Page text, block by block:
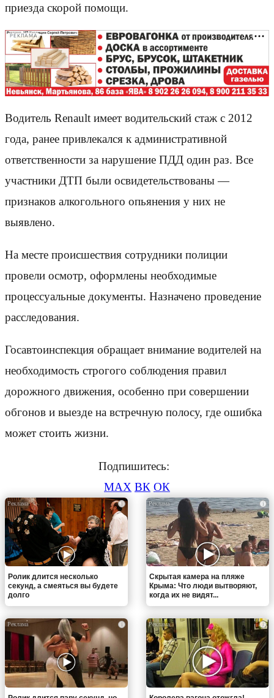
приезда скорой помощи.
РЕКЛАМА
Водитель Renault имеет водительский стаж с 2012
года, ранее привлекался к административной
ответственности за нарушение ПДД один раз. Все
участники ДТП были освидетельствованы —
признаков алкогольного опьянения у них не
выявлено.
На месте происшествия сотрудники полиции
провели осмотр, оформлены необходимые
процессуальные документы. Назначено проведение
расследования.
Госавтоинспекция обращает внимание водителей на
необходимость строгого соблюдения правил
дорожного движения, особенно при совершении
обгонов и выезде на встречную полосу, где ошибка
может стоить жизни.
Подпишитесь:
MAX ВК ОК
i
Ролик длится несколько
секунд, а смеяться вы будете
долго
i
Скрытая камера на пляже
Крыма: Что люди вытворяют,
когда их не видят...
i i